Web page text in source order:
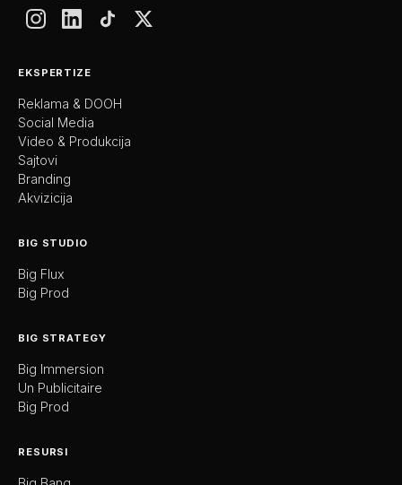
EKSPERTIZE
Reklama & DOOH
Social Media
Video & Produkcija
Sajtovi
Branding
Akvizicija
BIG STUDIO
Big Flux
Big Prod
BIG STRATEGY
Big Immersion
Un Publicitaire
Big Prod
RESURSI